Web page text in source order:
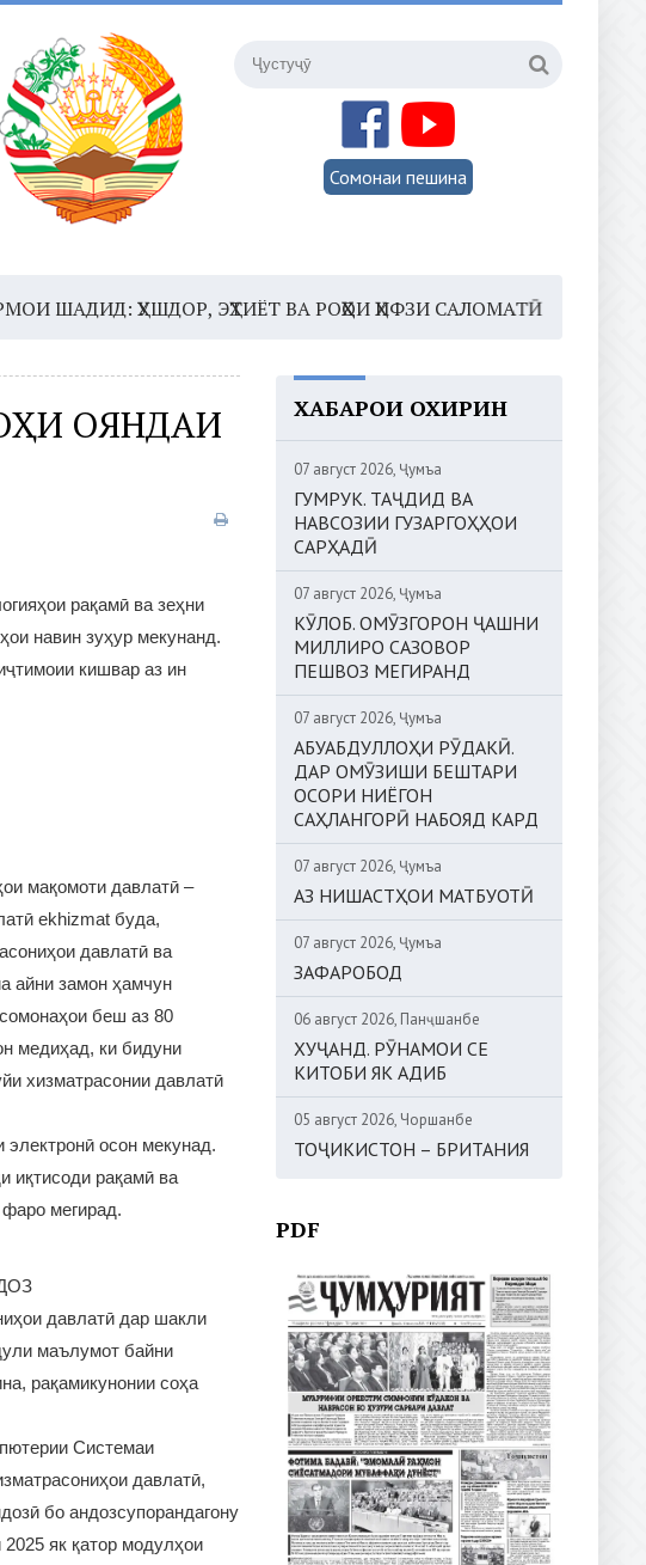
Сомонаи пешина
ҲУШДОР, ЭҲТИЁТ ВА РОҲҲОИ ҲИФЗИ САЛОМАТӢ16:35 –
ОЯНДАИ
рақамӣ ва зеҳни
навин зуҳур мекунанд.
кишвар аз ин
мақомоти давлатӣ –
ekhizmat буда,
давлатӣ ва
айни замон ҳамчун
беш аз 80
медиҳад, ки бидуни
хизматрасонии давлатӣ
электронӣ осон мекунад.
иқтисоди рақамӣ ва
мегирад.
давлатӣ дар шакли
маълумот байни
рақамикунонии соҳа
Системаи
давлатӣ,
бо андозсупорандагону
як қатор модулҳои
ХАБАРҲОИ ОХИРИН
07 август 2026, Ҷумъа
ГУМРУК. ТАҶДИД ВА
НАВСОЗИИ ГУЗАРГОҲҲОИ
САРҲАДӢ
07 август 2026, Ҷумъа
КӮЛОБ. ОМӮЗГОРОН ҶАШНИ
МИЛЛИРО САЗОВОР
ПЕШВОЗ МЕГИРАНД
07 август 2026, Ҷумъа
АБУАБДУЛЛОҲИ РӮДАКӢ.
ДАР ОМӮЗИШИ БЕШТАРИ
ОСОРИ НИЁГОН
САҲЛАНГОРӢ НАБОЯД КАРД
07 август 2026, Ҷумъа
АЗ НИШАСТҲОИ МАТБУОТӢ
07 август 2026, Ҷумъа
ЗАФАРОБОД
06 август 2026, Панҷшанбе
ХУҶАНД. РӮНАМОИ СЕ
КИТОБИ ЯК АДИБ
05 август 2026, Чоршанбе
ТОҶИКИСТОН – БРИТАНИЯ
PDF